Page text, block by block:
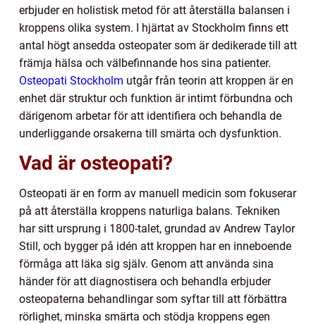
erbjuder en holistisk metod för att återställa balansen i
kroppens olika system. I hjärtat av Stockholm finns ett
antal högt ansedda osteopater som är dedikerade till att
främja hälsa och välbefinnande hos sina patienter.
Osteopati Stockholm utgår från teorin att kroppen är en
enhet där struktur och funktion är intimt förbundna och
därigenom arbetar för att identifiera och behandla de
underliggande orsakerna till smärta och dysfunktion.
Vad är osteopati?
Osteopati är en form av manuell medicin som fokuserar
på att återställa kroppens naturliga balans. Tekniken
har sitt ursprung i 1800-talet, grundad av Andrew Taylor
Still, och bygger på idén att kroppen har en inneboende
förmåga att läka sig själv. Genom att använda sina
händer för att diagnostisera och behandla erbjuder
osteopaterna behandlingar som syftar till att förbättra
rörlighet, minska smärta och stödja kroppens egen